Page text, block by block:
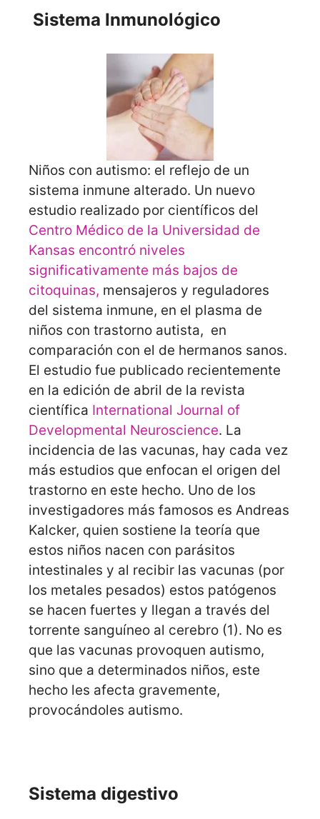
Sistema Inmunológico
Niños con autismo: el reflejo de un
sistema inmune alterado. Un nuevo
estudio realizado por científicos del
Centro Médico de la Universidad de
Kansas encontró niveles
significativamente más bajos de
citoquinas, mensajeros y reguladores
del sistema inmune, en el plasma de
niños con trastorno autista, en
comparación con el de hermanos sanos.
El estudio fue publicado recientemente
en la edición de abril de la revista
científica International Journal of
Developmental Neuroscience. La
incidencia de las vacunas, hay cada vez
más estudios que enfocan el origen del
trastorno en este hecho. Uno de los
investigadores más famosos es Andreas
Kalcker, quien sostiene la teoría que
estos niños nacen con parásitos
intestinales y al recibir las vacunas (por
los metales pesados) estos patógenos
se hacen fuertes y llegan a través del
torrente sanguíneo al cerebro (1). No es
que las vacunas provoquen autismo,
sino que a determinados niños, este
hecho les afecta gravemente,
provocándoles autismo.
Sistema digestivo